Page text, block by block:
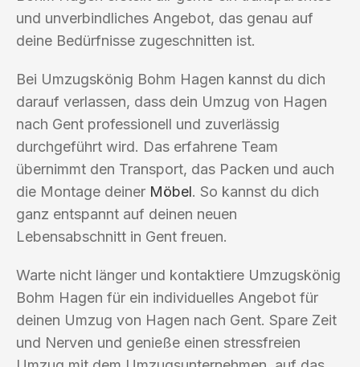
und unverbindliches Angebot, das genau auf
deine Bedürfnisse zugeschnitten ist.
Bei Umzugskönig Bohm Hagen kannst du dich
darauf verlassen, dass dein Umzug von Hagen
nach Gent professionell und zuverlässig
durchgeführt wird. Das erfahrene Team
übernimmt den Transport, das Packen und auch
die Montage deiner Möbel. So kannst du dich
ganz entspannt auf deinen neuen
Lebensabschnitt in Gent freuen.
Warte nicht länger und kontaktiere Umzugskönig
Bohm Hagen für ein individuelles Angebot für
deinen Umzug von Hagen nach Gent. Spare Zeit
und Nerven und genieße einen stressfreien